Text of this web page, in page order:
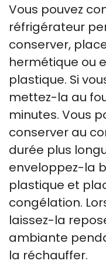
Vous pouvez
réfrigérateur
conserver,
hermétique ou
plastique. Si
mettez-la au
minutes. Vous
conserver au
durée plus
enveloppez-la
plastique et
congélation.
laissez-la
ambiante
la réchauffer.